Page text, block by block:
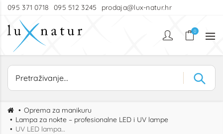
095 371 0718 095 512 3245 prodaja@lux-natur.hr
0
Oprema za manikuru
Lampa za nokte – profesionalne LED i UV lampe
UV LED lampa za nokte GLOW 268W